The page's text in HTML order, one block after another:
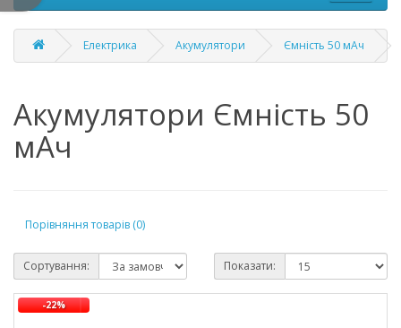
Електрика Акумулятори Ємність 50 мАч
Акумулятори Ємність 50
мАч
Порівняння товарів (0)
Сортування: Показати:
-22%